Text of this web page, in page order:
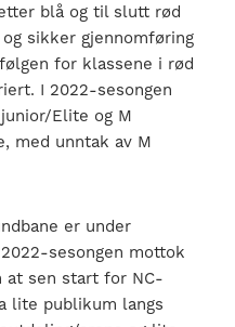
blå og til slutt rød
sikker gjennomføring
for klassene i rød
I 2022-sesongen
Elite og M
med unntak av M
er under
2022-sesongen mottok
at sen start for NC-
lite publikum langs